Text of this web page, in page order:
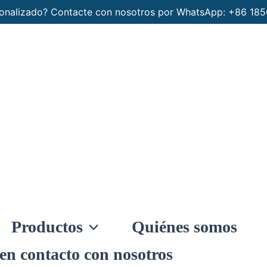
Contacte con nosotros por WhatsApp: +86
Productos Quiénes somos
contacto con nosotros